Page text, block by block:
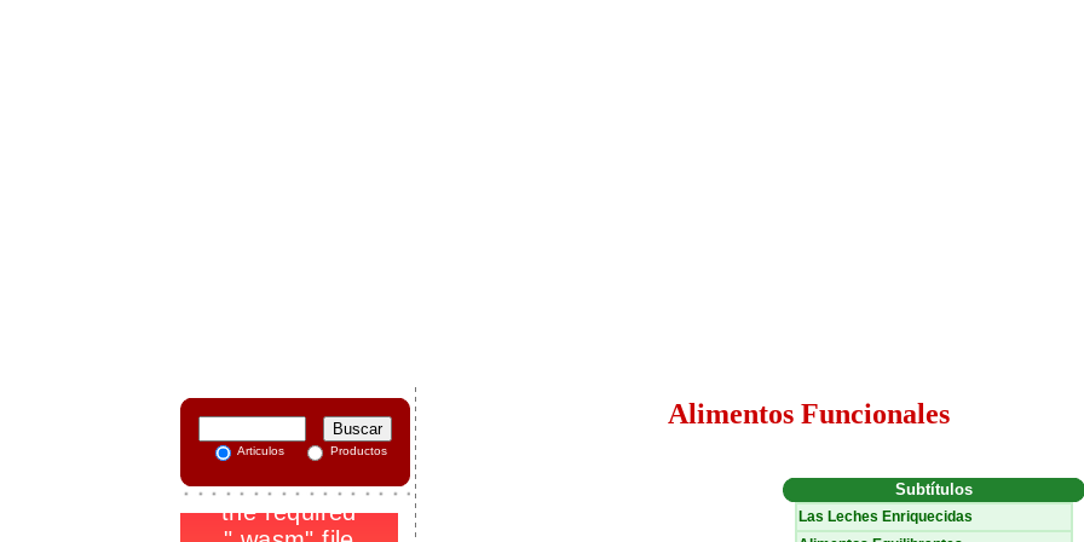
Articulos Productos
_
Alimentos Funcionales
Subtítulos
Las Leches Enriquecidas